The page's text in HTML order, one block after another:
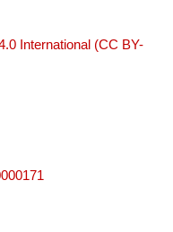
International (CC BY-